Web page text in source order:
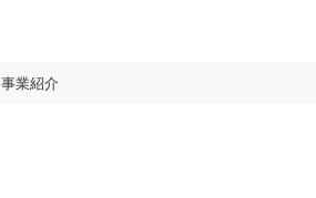
事業紹介